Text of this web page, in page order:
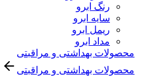
رنگ ابرو
سایه ابرو
ریمل ابرو
مداد ابرو
محصولات بهداشتی و مراقبتی
محصولات بهداشتی و مراقبتی